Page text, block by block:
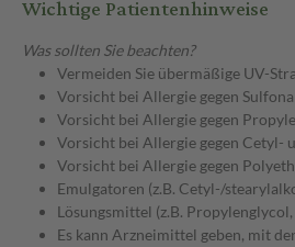
Wichtige Patientenhinweise
Was sollten Sie beachten?
Vermeiden Sie übermäßige UV-
Vorsicht bei Allergie gegen
Vorsicht bei Allergie gegen
Vorsicht bei Allergie gegen Cetyl-
Vorsicht bei Allergie gegen
Emulgatoren (z.B. Cetyl-/
Lösungsmittel (z.B.
Es kann Arzneimittel geben, mit